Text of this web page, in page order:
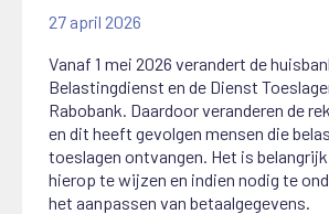
27 april 2026
Vanaf 1 mei 2026 verandert de
Belastingdienst en de Dienst
Rabobank. Daardoor veranderen de
en dit heeft gevolgen mensen die
toeslagen ontvangen. Het is
hierop te wijzen en indien nodig te
het aanpassen van betaalgegevens.